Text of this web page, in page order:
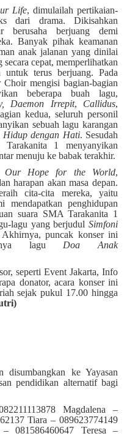
Life, dimulailah pertikaian-
dari drama. Dikisahkan
berusaha berjuang demi
Banyak pihak keamanan
anak jalanan yang dinilai
cepat, memperlihatkan
untuk terus berjuang. Pada
mengisi bagian-bagian
beberapa buah lagu,
Daemon Irrepit, Callidus,
kedua, seluruh personil
sebuah lagu karangan
Hidup dengan Hati. Sesudah
1 menyanyikan
menuju ke babak terakhir.
Our Hope for the World,
harapan akan masa depan.
cita-cita mereka, yaitu
mendapatkan penghidupan
suara SMA Tarakanita 1
lagu yang berjudul Simfoni
puncak konser ini
lagu Doa Anak
seperti Event Jakarta, Info
donator, acara konser ini
sejak pukul 17.00 hingga
ke Yayasan
pendidikan alternatif bagi
Magdalena –
Tiara – 089623774149
081586460647 Teresa –